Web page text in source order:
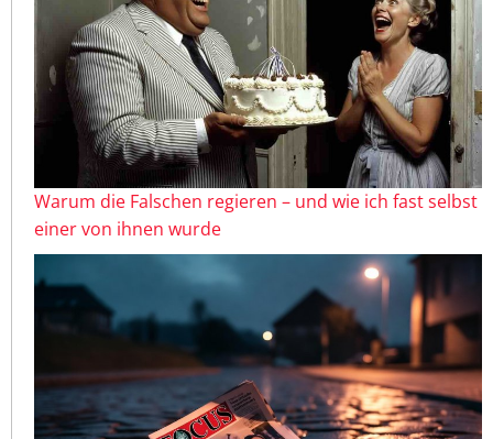
Warum die Falschen regieren – und wie ich fast selbst
einer von ihnen wurde